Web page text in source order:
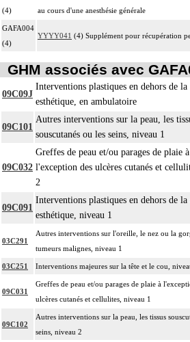
(4)
au cours d'une anesthésie générale
GAFA004
(4)
YYYY041 (4) Supplément pour récupération
GHM associés avec
09C09J
Interventions plastiques en dehors de
esthétique, en ambulatoire
09C101
Autres interventions sur la peau, les
souscutanés ou les seins, niveau 1
09C032
Greffes de peau et/ou parages de plaie à
l'exception des ulcères cutanés et
2
09C091
Interventions plastiques en dehors de
esthétique, niveau 1
03C291
Autres interventions sur l'oreille, le nez ou la
tumeurs malignes, niveau 1
03C251 Interventions majeures sur la tête et le cou,
09C031
Greffes de peau et/ou parages de plaie à
ulcères cutanés et cellulites, niveau 1
09C102
Autres interventions sur la peau, les tissus
seins, niveau 2